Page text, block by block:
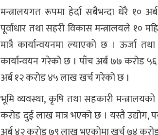
मन्त्रालयगत रूपमा हेर्दा सबैभन्दा धेरै
पूर्वाधार तथा सहरी विकास मन्त्रालयले १०
मात्रै कार्यान्वयनमा ल्याएको छ । ऊर्जा
कार्यान्वयन गरेको छ । पाँच अर्ब ७७ करोड
अर्ब १२ करोड ४५ लाख खर्च गरेको छ ।
भूमि व्यवस्था, कृषि तथा सहकारी
करोड दुई लाख मात्र भएको छ । यस्तै उद्योग,